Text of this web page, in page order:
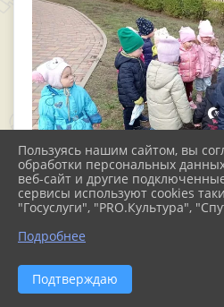
Пользуясь нашим сайтом, вы
обработки персональных
веб-сайт и другие
сервисы используют cookies
"Госуслуги", "PRO.Культура",
Подробнее
Подтверждаю